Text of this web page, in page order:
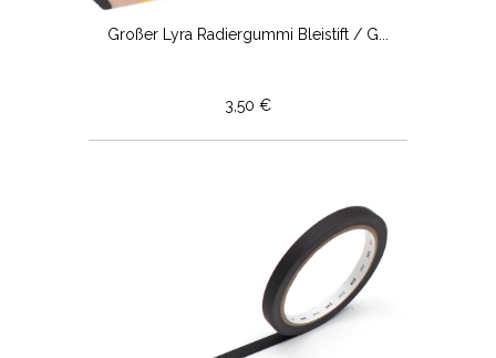
Großer Lyra Radiergummi Bleistift / G...
3,50 €